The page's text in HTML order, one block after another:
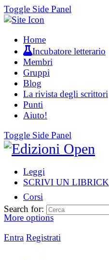
Toggle Side Panel
Home
Incubatore letterario
Membri
Gruppi
Blog
La rivista degli scrittori
Punti
Aiuto!
Toggle Side Panel
Leggi
SCRIVI UN LIBRICK
Corsi
More options
Entra Registrati
Search for: